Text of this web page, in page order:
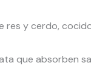
y cerdo,
que absorben